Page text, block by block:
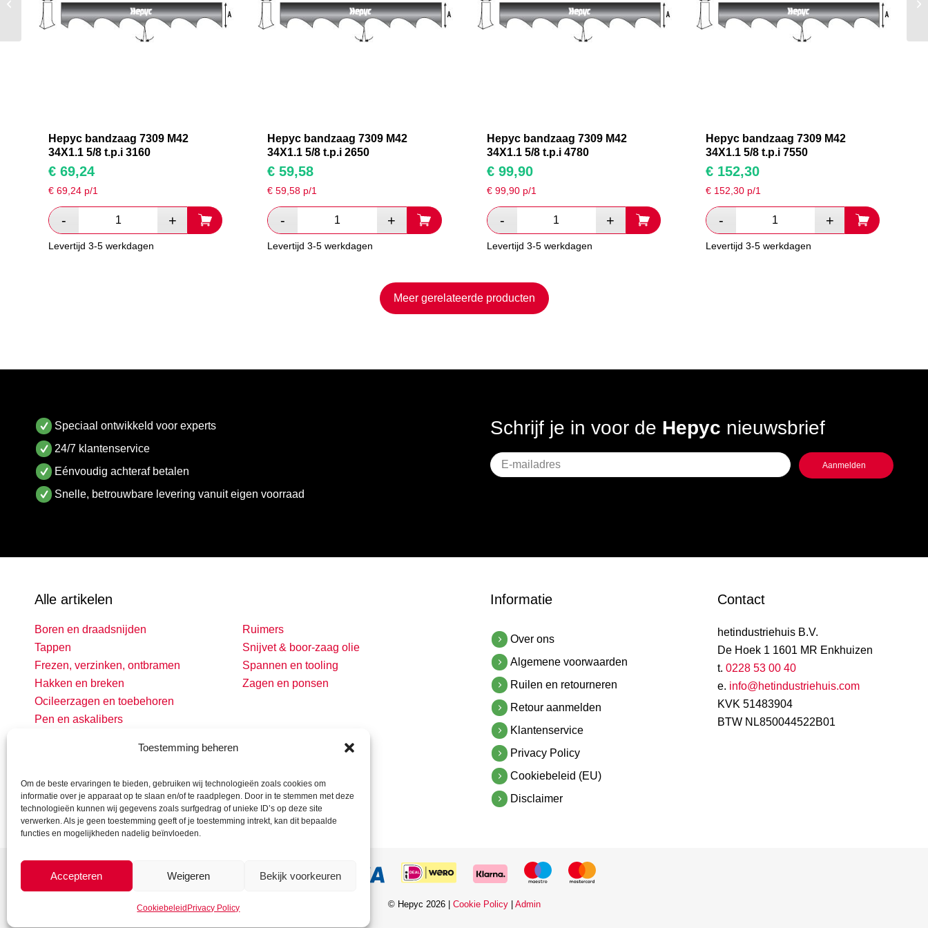
Toestemming beheren
Om de beste ervaringen te bieden, gebruiken wij technologieën zoals cookies om
informatie over je apparaat op te slaan en/of te raadplegen. Door in te stemmen met deze
technologieën kunnen wij gegevens zoals surfgedrag of unieke ID’s op deze site
verwerken. Als je geen toestemming geeft of je toestemming intrekt, kan dit bepaalde
functies en mogelijkheden nadelig beïnvloeden.
Accepteren Weigeren Bekijk voorkeuren
Cookiebeleid Privacy Policy
Hepyc bandzaag 7309 M42
34X1.1 5/8 t.p.i 3160
€ 69,24
€ 69,24 p/1
Levertijd 3-5 werkdagen
Hepyc bandzaag 7309 M42
34X1.1 5/8 t.p.i 2650
€ 59,58
€59,58 p/1
Levertijd 3-5 werkdagen
Hepyc bandzaag 7309 M42
34X1.1 5/8 t.p.i 4780
€99,90
€ 99,90p/1
Levertijd 3-5 werkdagen
Hepyc bandzaag 7309 M42
34X1.1 5/8 t.p.i 7550
€152,30
€ 152,30p/1
Levertijd 3-5 werkdagen
Meer gerelateerde producten
Speciaal ontwikkeld voor experts
24/7 klantenservice
Eénvoudig achteraf betalen
Snelle, betrouwbare levering vanuit eigen voorraad
Schrijf je in voor de Hepyc nieuwsbrief
Geen
titel
Alle artikelen
Boren en draadsnijden
Tappen
Frezen, verzinken, ontbramen
Hakken en breken
Ocileerzagen en toebehoren
Pen en askalibers
Ruimers
Snijvet & boor-zaag olie
Spannen en tooling
Zagen en ponsen
Informatie
Over ons
Algemene voorwaarden
Ruilen en retourneren
Retour aanmelden
Klantenservice
Privacy Policy
Cookiebeleid (EU)
Disclaimer
Contact
hetindustriehuis B.V.
De Hoek 1 1601 MR Enkhuizen
t. 0228 53 00 40
e. info@hetindustriehuis.com
KVK 51483904
BTW NL850044522B01
© Hepyc 2026 | Cookie Policy| Admin
M42 34X1.1 5/8 t.p.i
4100